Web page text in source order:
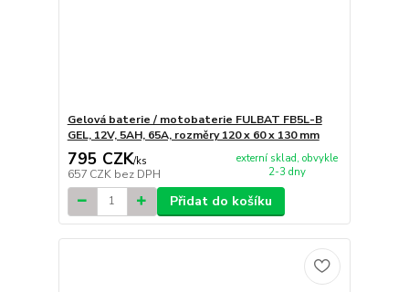
Gelová baterie / motobaterie FULBAT FB5L-B
GEL, 12V, 5AH, 65A, rozměry 120 x 60 x 130 mm
795 CZK/ks
657 CZK bez DPH
externí sklad, obvykle
2-3 dny
Přidat do košíku